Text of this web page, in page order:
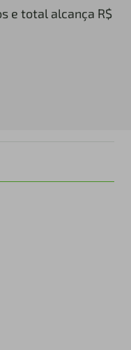
e total alcança R$